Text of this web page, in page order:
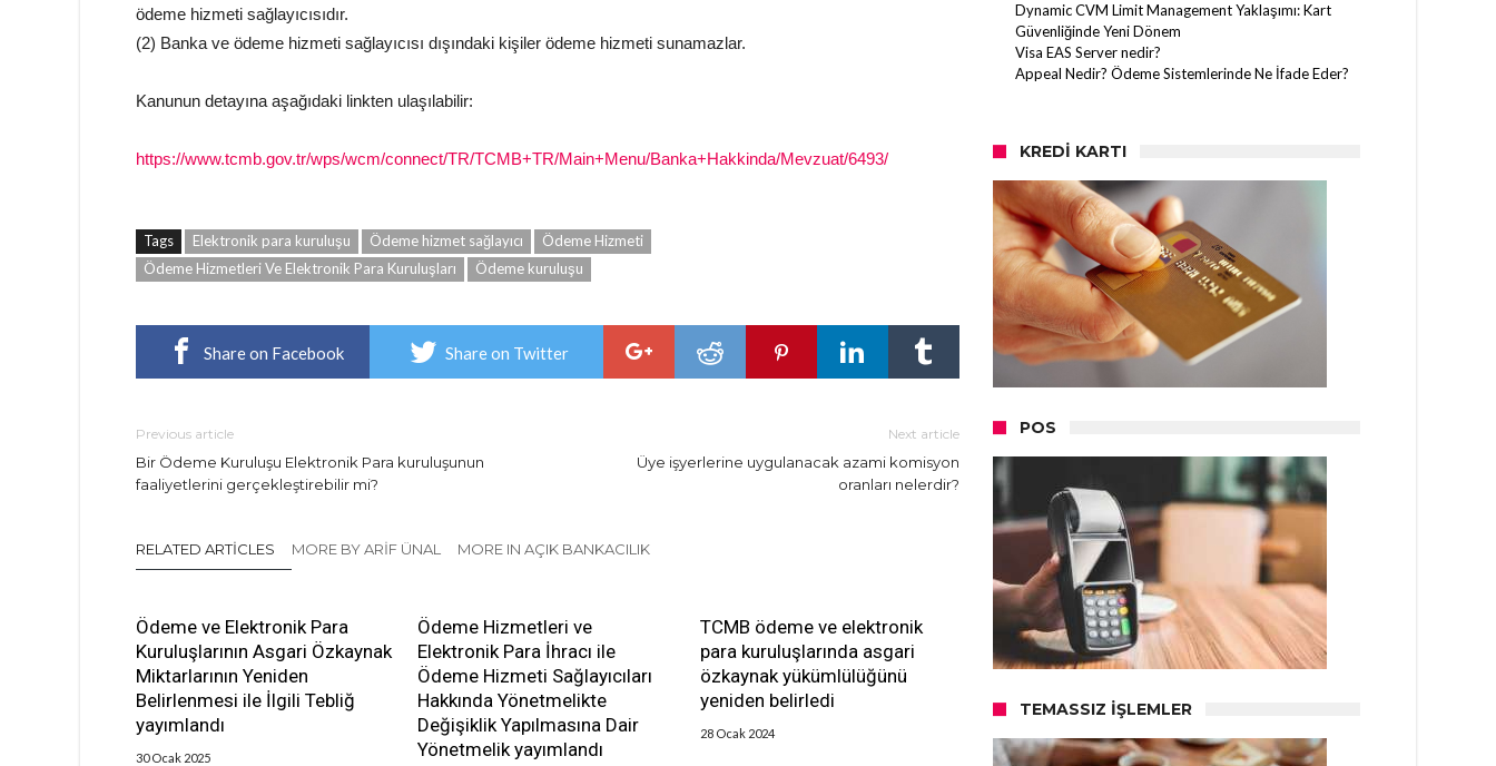
ödeme hizmeti sağlayıcısıdır.
(2) Banka ve ödeme hizmeti sağlayıcısı dışındaki kişiler ödeme hizmeti sunamazlar.
Kanunun detayına aşağıdaki linkten ulaşılabilir:
https://www.tcmb.gov.tr/wps/wcm/connect/TR/TCMB+TR/Main+Menu/Banka+Hakkinda/Mevzuat/6493/
Tags Elektronik para kuruluşu Ödeme hizmet sağlayıcı
Ödeme Hizmeti
Ödeme Hizmetleri Ve Elektronik Para Kuruluşları
Ödeme kuruluşu
Share on Facebook Share on Twitter
Previous article
Bir Ödeme Kuruluşu Elektronik Para kuruluşunun
faaliyetlerini gerçekleştirebilir mi?
Next article
Üye işyerlerine uygulanacak azami komisyon
oranları nelerdir?
RELATED ARTICLES MORE BY ARIF ÜNAL MORE IN AÇIK BANKACILIK
Ödeme ve Elektronik Para
Kuruluşlarının Asgari Özkaynak
Miktarlarının Yeniden
Belirlenmesi ile İlgili Tebliğ
yayımlandı
30 Ocak 2025
Ödeme Hizmetleri ve
Elektronik Para İhracı ile
Ödeme Hizmeti Sağlayıcıları
Hakkında Yönetmelikte
Değişiklik Yapılmasına Dair
Yönetmelik yayımlandı
TCMB ödeme ve elektronik
para kuruluşlarında asgari
özkaynak yükümlülüğünü
yeniden belirledi
28 Ocak 2024
Dynamic CVM Limit Management Yaklaşımı: Kart
Güvenliğinde Yeni Dönem
Visa EAS Server nedir?
Appeal Nedir? Ödeme Sistemlerinde Ne İfade Eder?
KREDI KARTI
POS
TEMASSIZ İŞLEMLER